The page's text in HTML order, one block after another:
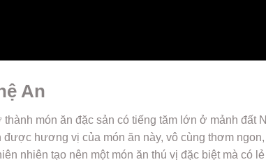
An
món ăn đặc sản có tiếng tăm lớn ở mảnh đất
hương vị của món ăn này, vô cùng thơm
nhiên tạo nên một món ăn thú vị đặc biệt mà có